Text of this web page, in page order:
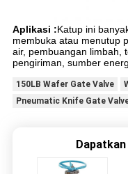
Aplikasi :Katup ini
membuka atau menutup
air, pembuangan limbah,
pengiriman, sumber
150LB Wafer Gate Valve
Pneumatic Knife Gate